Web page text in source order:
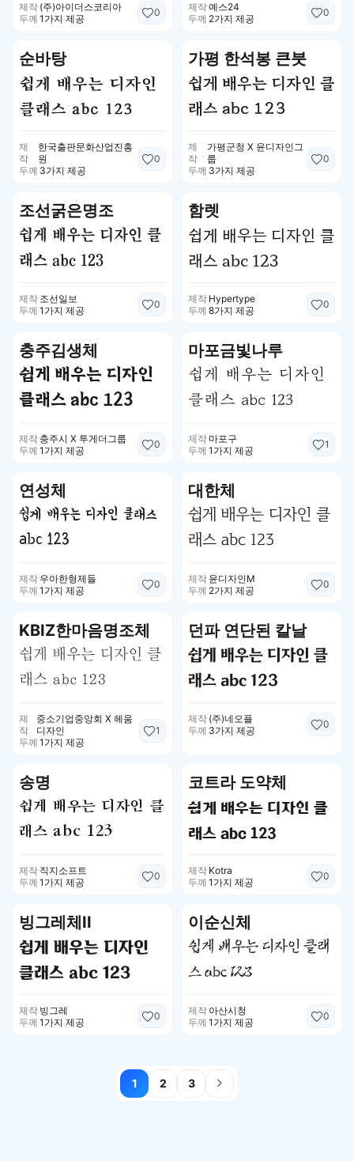
제작 (주)아이더스코리아
두께 1가지 제공
0 제작예스24
두께 2가지 제공
0
순바탕
쉽게 배우는 디자인
클래스 abc 123
제
작
한국출판문화산업진흥
원
두께 3가지 제공
0
가평 한석봉 큰붓
쉽게 배우는 디자인 클
래스 abc 123
제
작
가평군청 X 윤디자인그
룹
두께 3가지 제공
0
조선굵은명조
쉽게 배우는 디자인 클
래스 abc 123
제작 조선일보
두께 1가지 제공
0
함렛
쉽게 배우는 디자인 클
래스 abc 123
제작 Hypertype
두께 8가지 제공
0
충주김생체
쉽게 배우는 디자인
클래스 abc 123
제작 충주시 X 투게더그룹
두께 1가지 제공
0
마포금빛나루
쉽게 배우는 디자인
클래스 abc 123
제작 마포구
두께 1가지 제공
1
연성체
쉽게 배우는 디자인 클래스
abc 123
제작 우아한형제들
두께 1가지 제공
0
대한체
쉽게 배우는 디자인 클
래스 abc 123
제작 윤디자인M
두께 2가지 제공
0
KBIZ한마음명조체
쉽게 배우는 디자인 클
래스 abc 123
제
작
중소기업중앙회 X 헤움
디자인
두께 1가지 제공
1
던파 연단된 칼날
쉽게 배우는 디자인 클
래스 abc 123
제작 (주)네오플
두께 3가지 제공
0
송명
쉽게 배우는 디자인 클
래스 abc 123
제작 직지소프트
두께 1가지 제공
0
코트라 도약체
쉽게 배우는 디자인 클
래스 abc 123
제작 Kotra
두께 1가지 제공
0
빙그레체II
쉽게 배우는 디자인
클래스 abc 123
제작 빙그레
두께 1가지 제공
0
이순신체
쉽게 배우는 디자인 클래
스 abc 123
제작 아산시청
두께 1가지 제공
0
1 2 3